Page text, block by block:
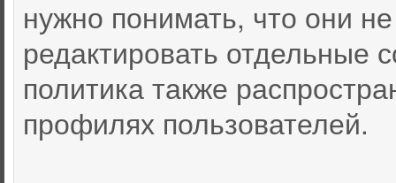
нужно понимать, что они
редактировать отдельные
политика также
профилях пользователей.